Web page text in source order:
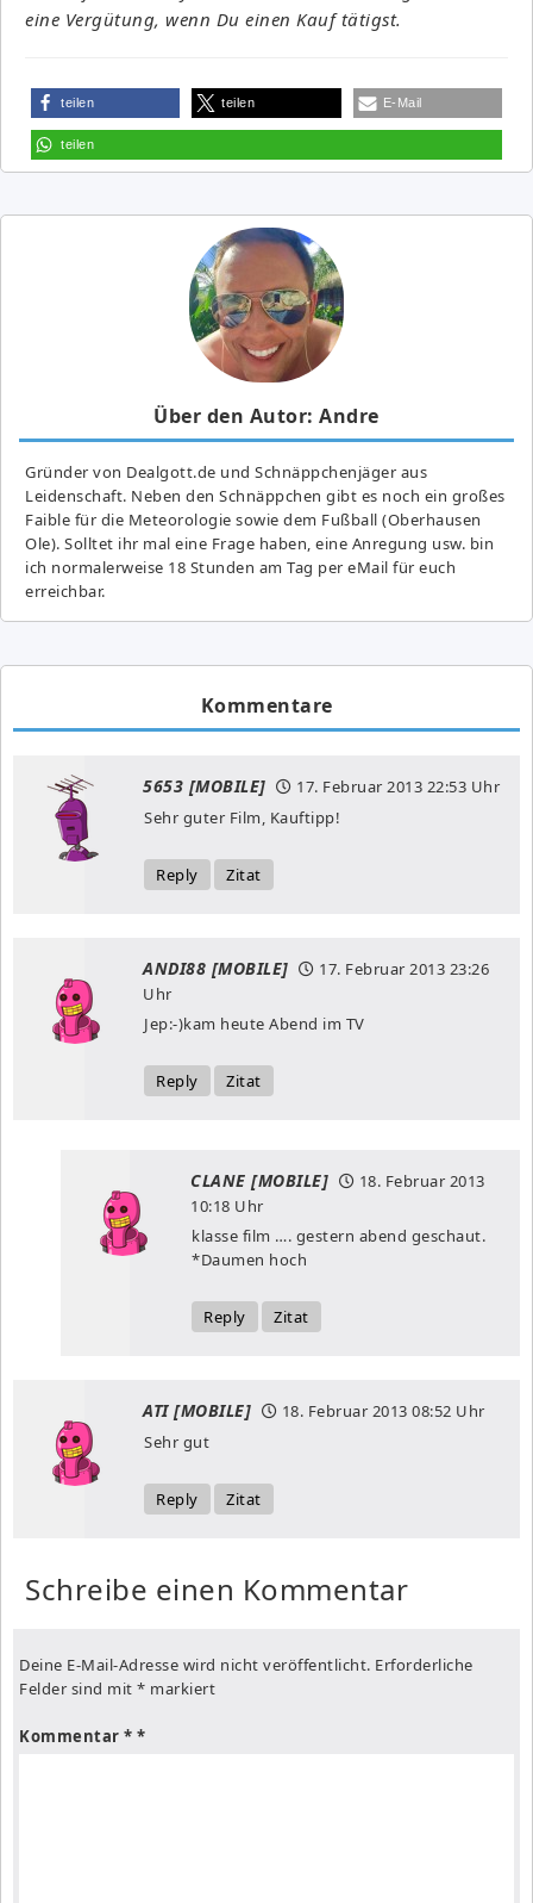
eine Vergütung, wenn Du einen Kauf tätigst.
teilen teilen E-Mail
teilen
Über den Autor: Andre
Gründer von Dealgott.de und Schnäppchenjäger aus
Leidenschaft. Neben den Schnäppchen gibt es noch ein großes
Fai­ble für die Meteorologie sowie dem Fußball (Oberhausen
Ole). Solltet ihr mal eine Frage haben, eine Anregung usw. bin
ich normalerweise 18 Stunden am Tag per eMail für euch
erreichbar.
Kommentare
5653 [MOBILE] 17. Februar 2013 22:53 Uhr
Sehr guter Film, Kauftipp!
Reply Zitat
ANDI88 [MOBILE] 17. Februar 2013 23:26
Uhr
Jep:-)kam heute Abend im TV
Reply Zitat
CLANE [MOBILE]
18. Februar 2013
10:18 Uhr
klasse film …. gestern abend geschaut.
*Daumen hoch
Reply Zitat
ATI [MOBILE] 18. Februar 2013 08:52 Uhr
Sehr gut
Reply Zitat
Schreibe einen Kommentar
Deine E-Mail-Adresse wird nicht veröffentlicht. Erforderliche
Felder sind mit * markiert
Kommentar *